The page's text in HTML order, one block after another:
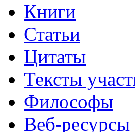
Книги
Статьи
Цитаты
Тексты
Философы
Веб-ресурсы